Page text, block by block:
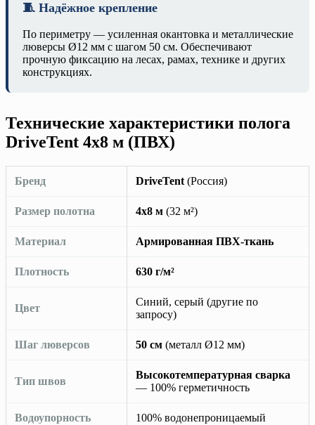
🧵 Надёжное крепление
По периметру — усиленная окантовка и металлические
люверсы Ø12 мм с шагом 50 см. Обеспечивают
прочную фиксацию на лесах, рамах, технике и других
конструкциях.
Технические характеристики полога
DriveTent 4х8 м (ПВХ)
Бренд DriveTent (Россия)
Размер полотна 4х8 м (32 м²)
Материал Армированная ПВХ-ткань
Плотность 630 г/м²
Цвет
Синий, серый (другие по
запросу)
Шаг люверсов 50 см (металл Ø12 мм)
Тип швов
Высокотемпературная сварка
— 100% герметичность
Водоупорность 100% водонепроницаемый